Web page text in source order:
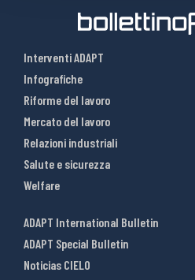
Interventi ADAPT
Infografiche
Riforme del lavoro
Mercato del lavoro
Relazioni industriali
Salute e sicurezza
Welfare
ADAPT International Bulletin
ADAPT Special Bulletin
Noticias CIELO